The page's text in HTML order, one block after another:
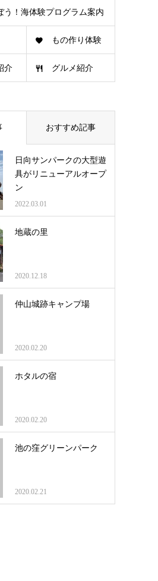
う！海体験プログラム案内
もの作り体験
介 グルメ紹介
おすすめ記事
日向サンパークの大型遊
具がリニューアルオープ
ン
2022.03.01
地蔵の里
2020.12.18
仲山城跡キャンプ場
2020.02.20
ホタルの宿
2020.02.20
池の窪グリーンパーク
2020.02.21